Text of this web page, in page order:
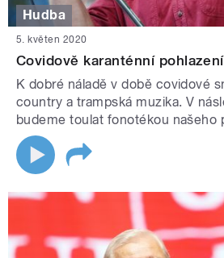
Hudba
5. květen 2020
Covidově karanténní
K dobré náladě v době covidové
country a trampská muzika. V
budeme toulat fonotékou našeho